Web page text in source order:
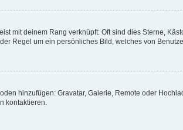
mit deinem Rang verknüpft: Oft sind dies Sterne,
Regel um ein persönliches Bild, welches von
hinzufügen: Gravatar, Galerie, Remote oder
kontaktieren.